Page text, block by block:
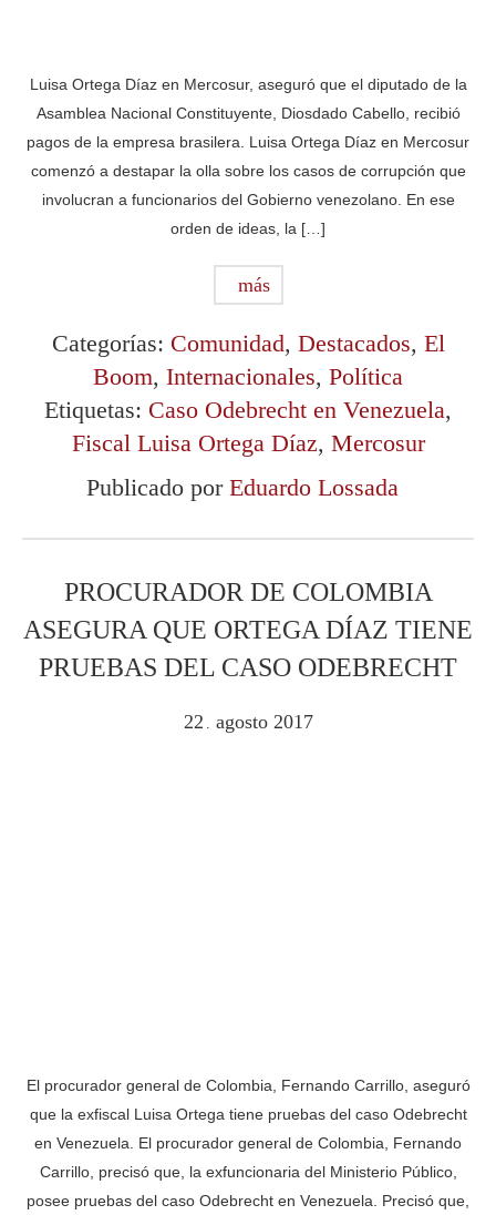
Luisa Ortega Díaz en Mercosur, aseguró que el diputado de la
Asamblea Nacional Constituyente, Diosdado Cabello, recibió
pagos de la empresa brasilera. Luisa Ortega Díaz en Mercosur
comenzó a destapar la olla sobre los casos de corrupción que
involucran a funcionarios del Gobierno venezolano. En ese
orden de ideas, la […]
más
Categorías: Comunidad, Destacados, El
Boom, Internacionales, Política
Etiquetas: Caso Odebrecht en Venezuela,
Fiscal Luisa Ortega Díaz, Mercosur
Publicado por Eduardo Lossada
PROCURADOR DE COLOMBIA
ASEGURA QUE ORTEGA DÍAZ TIENE
PRUEBAS DEL CASO ODEBRECHT
22 . agosto 2017
El procurador general de Colombia, Fernando Carrillo, aseguró
que la exfiscal Luisa Ortega tiene pruebas del caso Odebrecht
en Venezuela. El procurador general de Colombia, Fernando
Carrillo, precisó que, la exfuncionaria del Ministerio Público,
posee pruebas del caso Odebrecht en Venezuela. Precisó que,